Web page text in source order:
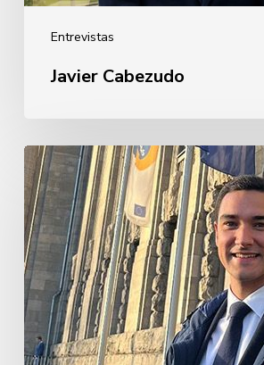
Entrevistas
Javier Cabezudo
Guillermo
Rebollo
de
Garay